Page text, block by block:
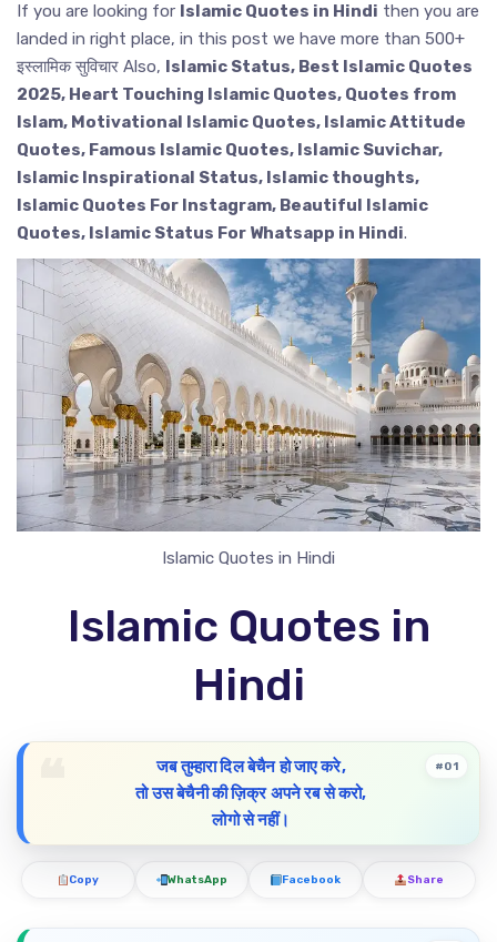
If you are looking for Islamic Quotes in Hindi then you are
landed in right place, in this post we have more than 500+
इस्लामिक सुविचार Also, Islamic Status, Best Islamic Quotes
2025, Heart Touching Islamic Quotes, Quotes from
Islam, Motivational Islamic Quotes, Islamic Attitude
Quotes, Famous Islamic Quotes, Islamic Suvichar,
Islamic Inspirational Status, Islamic thoughts,
Islamic Quotes For Instagram, Beautiful Islamic
Quotes, Islamic Status For Whatsapp in Hindi.
Islamic Quotes in Hindi
Islamic Quotes in
Hindi
जब तुम्हारा दिल बेचैन हो जाए करे,
तो उस बेचैनी की ज़िक्र अपने रब से करो,
लोगो से नहीं।
#01
Copy WhatsApp Facebook Share